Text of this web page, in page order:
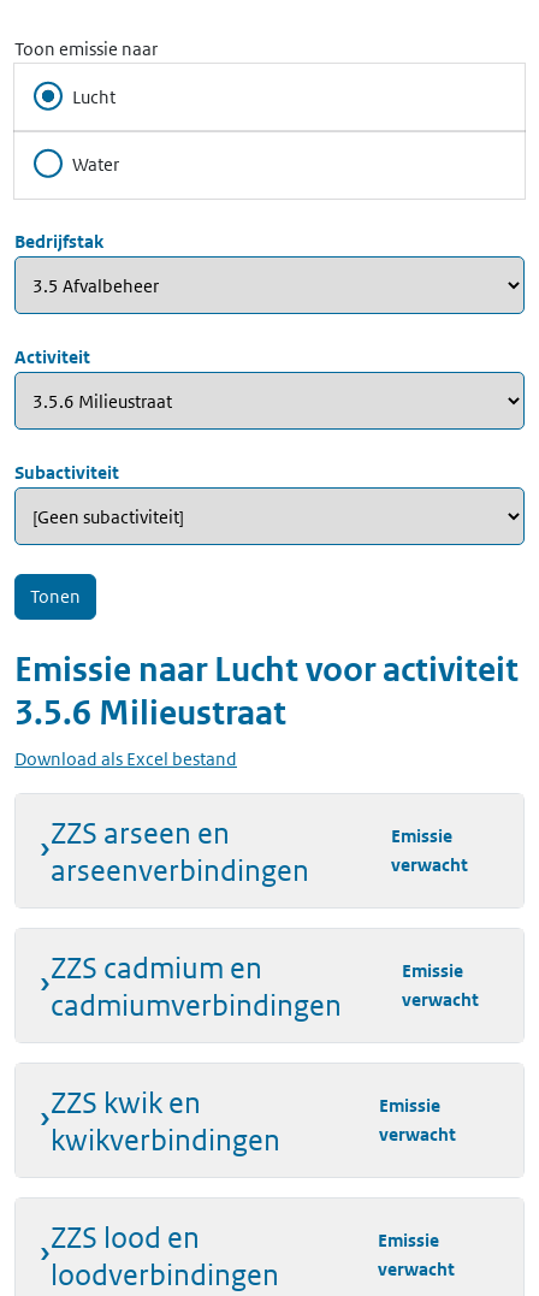
Toon emissie naar
Lucht
Water
Bedrijfstak
Activiteit
Subactiviteit
Emissie naar Luchtvooractiviteit
3.5.6 Milieustraat
Download als Excel bestand
ZZS arseen en
arseenverbindingen
Emissie
verwacht
ZZS cadmium en
cadmiumverbindingen
Emissie
verwacht
ZZS kwik en
kwikverbindingen
Emissie
verwacht
ZZS lood en
loodverbindingen
Emissie
verwacht